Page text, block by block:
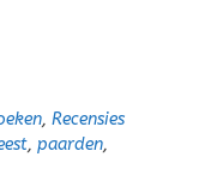
, Recensies
, paarden,